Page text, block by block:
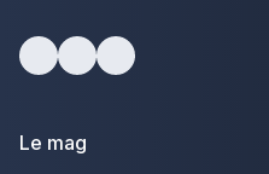
Le mag